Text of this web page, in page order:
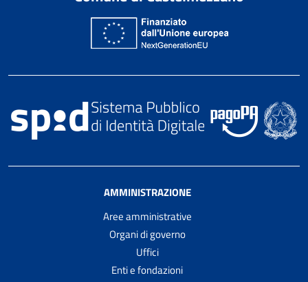
AMMINISTRAZIONE
Aree amministrative
Organi di governo
Uffici
Enti e fondazioni